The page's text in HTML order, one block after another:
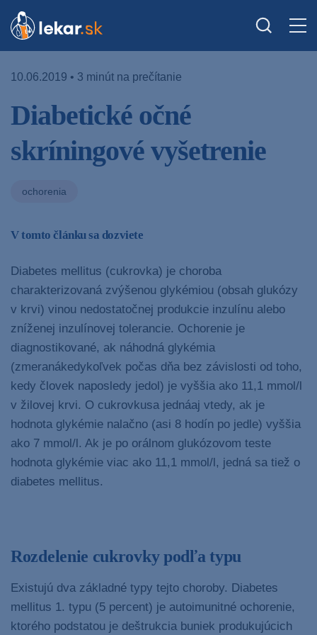
10.06.2019 • 3 minút na prečítanie
Diabetické očné
skríningové vyšetrenie
ochorenia
V tomto článku sa dozviete
Diabetes mellitus (cukrovka) je choroba
charakterizovaná zvýšenou glykémiou (obsah glukózy
v krvi) vinou nedostatočnej produkcie inzulínu alebo
zníženej inzulínovej tolerancie. Ochorenie je
diagnostikované, ak náhodná glykémia
(zmeranákedykoľvek počas dňa bez závislosti od toho,
kedy človek naposledy jedol) je vyššia ako 11,1 mmol/l
v žilovej krvi. O cukrovkusa jednáaj vtedy, ak je
hodnota glykémie nalačno (asi 8 hodín po jedle) vyššia
ako 7 mmol/l. Ak je po orálnom glukózovom teste
hodnota glykémie viac ako 11,1 mmol/l, jedná sa tiež o
diabetes mellitus.
Rozdelenie cukrovky podľa typu
Existujú dva základné typy tejto choroby. Diabetes
mellitus 1. typu (5 percent) je autoimunitné ochorenie,
ktorého podstatou je deštrukcia buniek produkujúcich